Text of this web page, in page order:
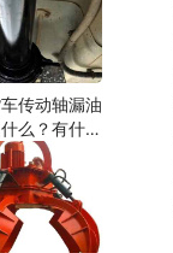
传动轴漏油
么？有什么